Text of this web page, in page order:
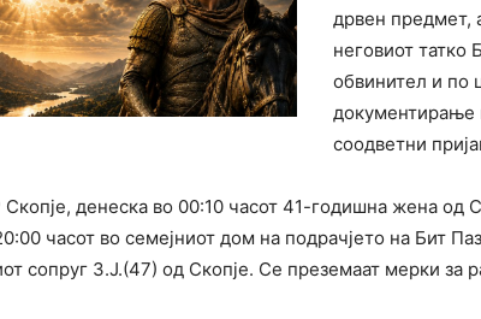
дрвен предмет,
неговиот татко
обвинител и по
документирање
соодветни
денеска во 00:10 часот 41-годишна жена од
часот во семејниот дом на подрачјето на Бит
сопруг З.Ј.(47) од Скопје. Се преземаат мерки за